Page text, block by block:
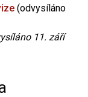
(odvysíláno
11. září